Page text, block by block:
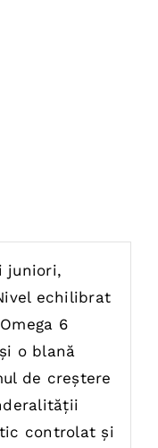
juniori,
echilibrat
6
o blană
de creștere
controlat și